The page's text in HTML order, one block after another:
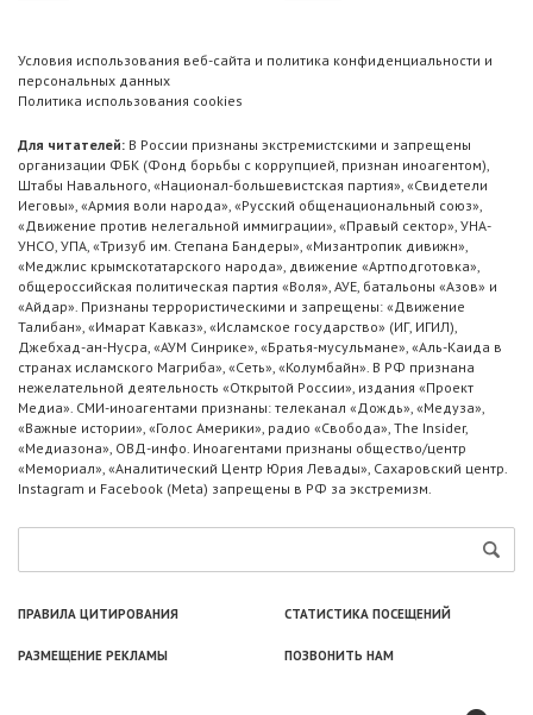
Условия использования веб-сайта и политика конфиденциальности и
персональных данных
Политика использования cookies
Для читателей: В России признаны экстремистскими и запрещены
организации ФБК (Фонд борьбы с коррупцией, признан иноагентом),
Штабы Навального, «Национал-большевистская партия», «Свидетели
Иеговы», «Армия воли народа», «Русский общенациональный союз»,
«Движение против нелегальной иммиграции», «Правый сектор», УНА-
УНСО, УПА, «Тризуб им. Степана Бандеры», «Мизантропик дивижн»,
«Меджлис крымскотатарского народа», движение «Артподготовка»,
общероссийская политическая партия «Воля», АУЕ, батальоны «Азов» и
«Айдар». Признаны террористическими и запрещены: «Движение
Талибан», «Имарат Кавказ», «Исламское государство» (ИГ, ИГИЛ),
Джебхад-ан-Нусра, «АУМ Синрике», «Братья-мусульмане», «Аль-Каида в
странах исламского Магриба», «Сеть», «Колумбайн». В РФ признана
нежелательной деятельность «Открытой России», издания «Проект
Медиа». СМИ-иноагентами признаны: телеканал «Дождь», «Медуза»,
«Важные истории», «Голос Америки», радио «Свобода», The Insider,
«Медиазона», ОВД-инфо. Иноагентами признаны общество/центр
«Мемориал», «Аналитический Центр Юрия Левады», Сахаровский центр.
Instagram и Facebook (Metа) запрещены в РФ за экстремизм.
ПРАВИЛА ЦИТИРОВАНИЯ СТАТИСТИКА ПОСЕЩЕНИЙ
РАЗМЕЩЕНИЕ РЕКЛАМЫ ПОЗВОНИТЬ НАМ